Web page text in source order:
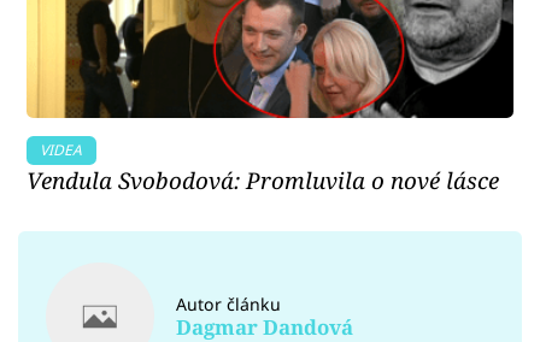
VIDEA
Vendula Svobodová: Promluvila o nové lásce
Autor článku
Dagmar Dandová